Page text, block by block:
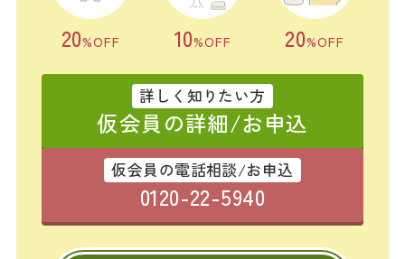
20%OFF 10%OFF 20%OFF
詳しく知りたい方
仮会員の詳細/お申込
仮会員の電話相談/お申込
0120-22-5940